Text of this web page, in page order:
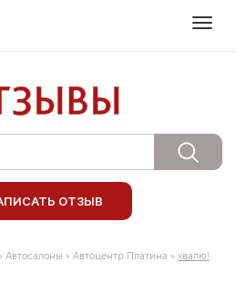
ОТЗЫВ
Автосалоны » Автоцентр Платина » хвалю!